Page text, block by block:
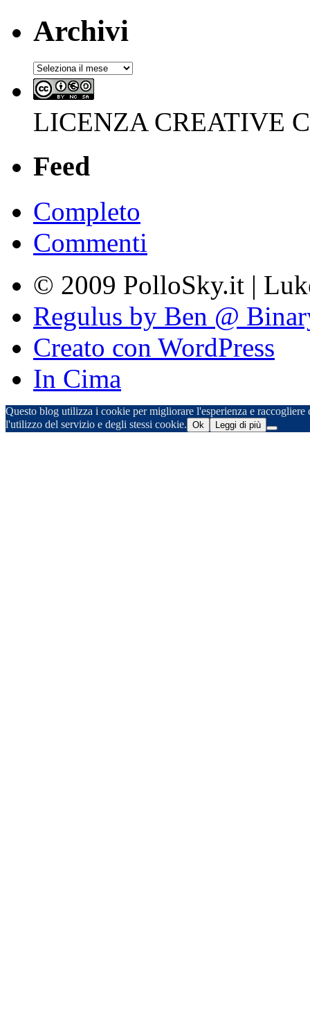
Archivi
Archivi
LICENZA CREATIVE
Feed
Completo
Commenti
© 2009 PolloSky.it |
Regulus by Ben @
Creato con WordPress
In Cima
Questo blog utilizza i cookie per migliorare l'esperienza e
l'utilizzo del servizio e degli stessi cookie. Ok Leggi di più